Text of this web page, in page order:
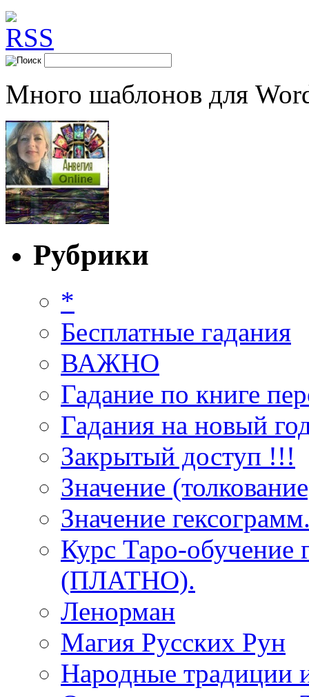
Много шаблонов для
Рубрики
*
Бесплатные гадания
ВАЖНО
Гадание по книге
Гадания на новый
Закрытый доступ !!!
Значение
Значение
Курс Таро-обучение
(ПЛАТНО).
Ленорман
Магия Русских Рун
Народные традиции